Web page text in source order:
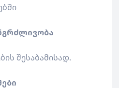
შესაბამისად.